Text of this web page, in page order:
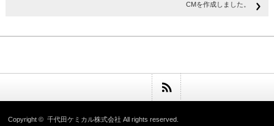
CMを作成しました。
Copyright ©千代田ケミカル株式会社 All rights reserved.